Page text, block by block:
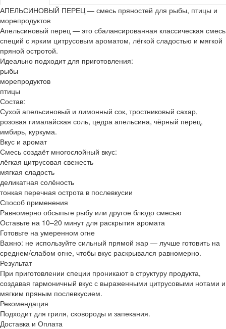
АПЕЛЬСИНОВЫЙ ПЕРЕЦ — смесь пряностей для рыбы, птицы и
морепродуктов
Апельсиновый перец — это сбалансированная классическая смесь
специй с ярким цитрусовым ароматом, лёгкой сладостью и мягкой
пряной остротой.
Идеально подходит для приготовления:
рыбы
морепродуктов
птицы
Состав:
Сухой апельсиновый и лимонный сок, тростниковый сахар,
розовая гималайская соль, цедра апельсина, чёрный перец,
имбирь, куркума.
Вкус и аромат
Смесь создаёт многослойный вкус:
лёгкая цитрусовая свежесть
мягкая сладость
деликатная солёность
тонкая перечная острота в послевкусии
Способ применения
Равномерно обсыпьте рыбу или другое блюдо смесью
Оставьте на 10–20 минут для раскрытия аромата
Готовьте на умеренном огне
Важно: не используйте сильный прямой жар — лучше готовить на
среднем/слабом огне, чтобы вкус раскрывался равномерно.
Результат
При приготовлении специи проникают в структуру продукта,
создавая гармоничный вкус с выраженными цитрусовыми нотами и
мягким пряным послевкусием.
Рекомендация
Подходит для гриля, сковороды и запекания.
Доставка и Оплата